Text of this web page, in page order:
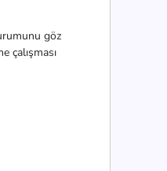
göz
çalışması